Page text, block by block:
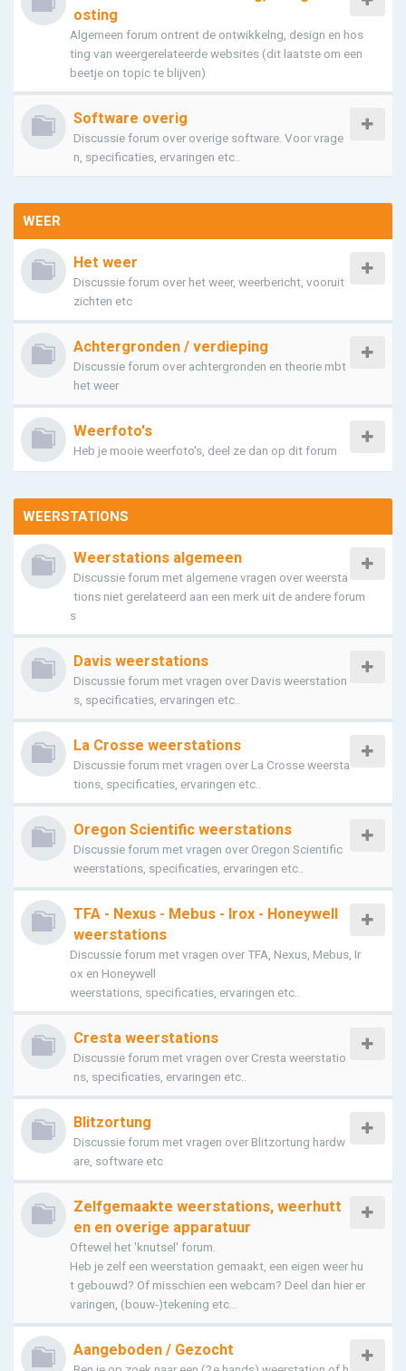
osting
Algemeen forum ontrent de ontwikkelng, design en hos
ting van weergerelateerde websites (dit laatste om een
beetje on topic te blijven)
Software overig
Discussie forum over overige software. Voor vrage
n, specificaties, ervaringen etc..
WEER
Het weer
Discussie forum over het weer, weerbericht, vooruit
zichten etc
Achtergronden / verdieping
Discussie forum over achtergronden en theorie mbt
het weer
Weerfoto's
Heb je mooie weerfoto's, deel ze dan op dit forum
WEERSTATIONS
Weerstations algemeen
Discussie forum met algemene vragen over weersta
tions niet gerelateerd aan een merk uit de andere forum
s
Davis weerstations
Discussie forum met vragen over Davis weerstation
s, specificaties, ervaringen etc..
La Crosse weerstations
Discussie forum met vragen over La Crosse weersta
tions, specificaties, ervaringen etc..
Oregon Scientific weerstations
Discussie forum met vragen over Oregon Scientific
weerstations, specificaties, ervaringen etc..
TFA - Nexus - Mebus - Irox - Honeywell
weerstations
Discussie forum met vragen over TFA, Nexus, Mebus, Ir
ox en Honeywell
weerstations, specificaties, ervaringen etc..
Cresta weerstations
Discussie forum met vragen over Cresta weerstatio
ns, specificaties, ervaringen etc..
Blitzortung
Discussie forum met vragen over Blitzortung hardw
are, software etc
Zelfgemaakte weerstations, weerhutt
en en overige apparatuur
Oftewel het 'knutsel' forum.
Heb je zelf een weerstation gemaakt, een eigen weer hu
t gebouwd? Of misschien een webcam? Deel dan hier er
varingen, (bouw-)tekening etc...
Aangeboden / Gezocht